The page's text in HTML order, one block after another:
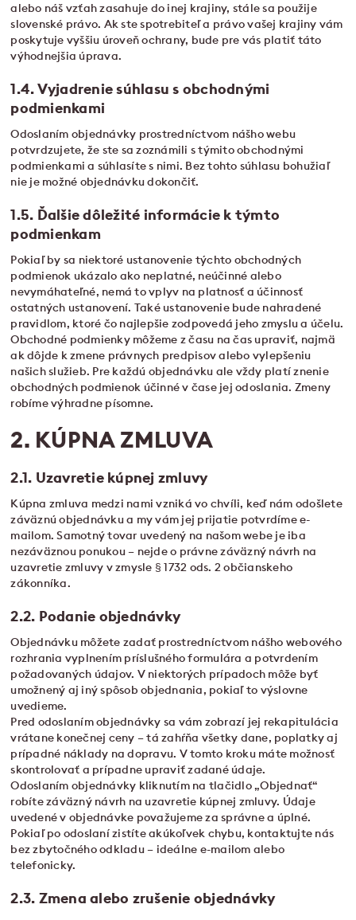
alebo náš vzťah zasahuje do inej krajiny, stále sa použije
slovenské právo. Ak ste spotrebiteľ a právo vašej krajiny vám
poskytuje vyššiu úroveň ochrany, bude pre vás platiť táto
výhodnejšia úprava.
1.4. Vyjadrenie súhlasu s obchodnými
podmienkami
Odoslaním objednávky prostredníctvom nášho webu
potvrdzujete, že ste sa zoznámili s týmito obchodnými
podmienkami a súhlasíte s nimi. Bez tohto súhlasu bohužiaľ
nie je možné objednávku dokončiť.
1.5. Ďalšie dôležité informácie k týmto
podmienkam
Pokiaľ by sa niektoré ustanovenie týchto obchodných
podmienok ukázalo ako neplatné, neúčinné alebo
nevymáhateľné, nemá to vplyv na platnosť a účinnosť
ostatných ustanovení. Také ustanovenie bude nahradené
pravidlom, ktoré čo najlepšie zodpovedá jeho zmyslu a účelu.
Obchodné podmienky môžeme z času na čas upraviť, najmä
ak dôjde k zmene právnych predpisov alebo vylepšeniu
našich služieb. Pre každú objednávku ale vždy platí znenie
obchodných podmienok účinné v čase jej odoslania. Zmeny
robíme výhradne písomne.
2. KÚPNA ZMLUVA
2.1. Uzavretie kúpnej zmluvy
Kúpna zmluva medzi nami vzniká vo chvíli, keď nám odošlete
záväznú objednávku a my vám jej prijatie potvrdíme e-
mailom. Samotný tovar uvedený na našom webe je iba
nezáväznou ponukou – nejde o právne záväzný návrh na
uzavretie zmluvy v zmysle § 1732 ods. 2 občianskeho
zákonníka.
2.2. Podanie objednávky
Objednávku môžete zadať prostredníctvom nášho webového
rozhrania vyplnením príslušného formulára a potvrdením
požadovaných údajov. V niektorých prípadoch môže byť
umožnený aj iný spôsob objednania, pokiaľ to výslovne
uvedieme.
Pred odoslaním objednávky sa vám zobrazí jej rekapitulácia
vrátane konečnej ceny – tá zahŕňa všetky dane, poplatky aj
prípadné náklady na dopravu. V tomto kroku máte možnosť
skontrolovať a prípadne upraviť zadané údaje.
Odoslaním objednávky kliknutím na tlačidlo „Objednať“
robíte záväzný návrh na uzavretie kúpnej zmluvy. Údaje
uvedené v objednávke považujeme za správne a úplné.
Pokiaľ po odoslaní zistíte akúkoľvek chybu, kontaktujte nás
bez zbytočného odkladu – ideálne e-mailom alebo
telefonicky.
2.3. Zmena alebo zrušenie objednávky